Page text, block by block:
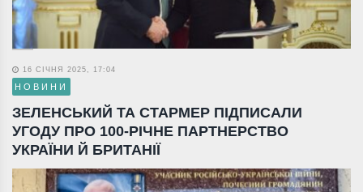
16 СІЧНЯ 2025, 17:04
НОВИНИ
ЗЕЛЕНСЬКИЙ ТА СТАРМЕР ПІДПИСАЛИ
УГОДУ ПРО 100-РІЧНЕ ПАРТНЕРСТВО
УКРАЇНИ Й БРИТАНІЇ